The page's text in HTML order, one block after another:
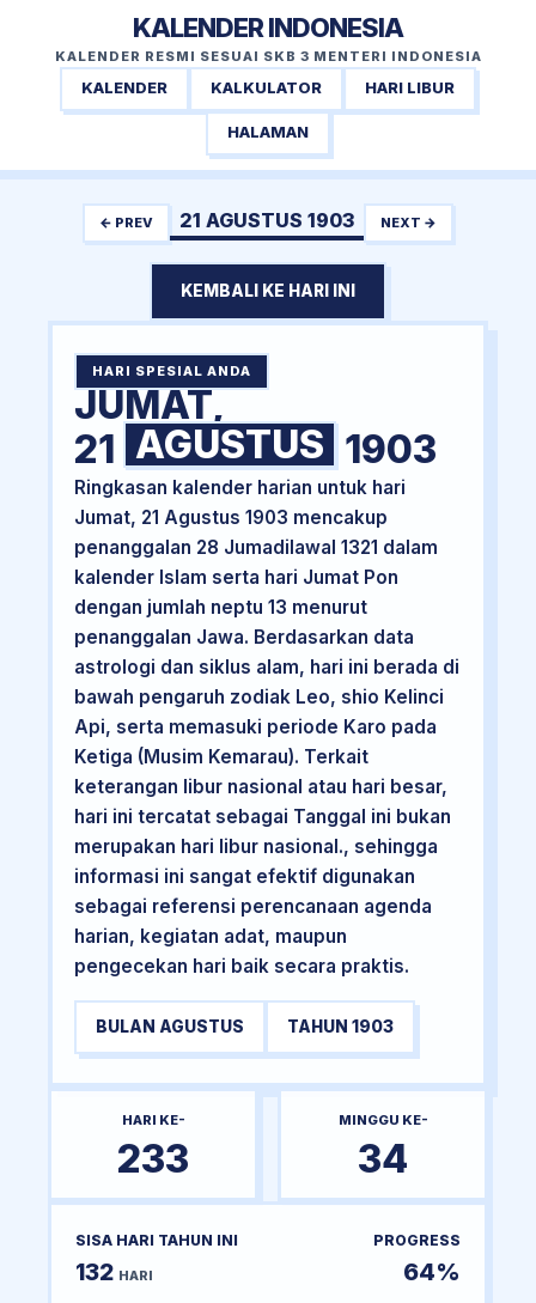
KALENDER INDONESIA
KALENDER RESMI SESUAI SKB 3 MENTERI INDONESIA
KALENDER KALKULATOR HARI LIBUR
HALAMAN
← PREV 21 AGUSTUS 1903 NEXT →
KEMBALI KE HARI INI
HARI SPESIAL ANDA
JUMAT,
21 AGUSTUS 1903
Ringkasan kalender harian untuk hari
Jumat, 21 Agustus 1903 mencakup
penanggalan 28 Jumadilawal 1321 dalam
kalender Islam serta hari Jumat Pon
dengan jumlah neptu 13 menurut
penanggalan Jawa. Berdasarkan data
astrologi dan siklus alam, hari ini berada di
bawah pengaruh zodiak Leo, shio Kelinci
Api, serta memasuki periode Karo pada
Ketiga (Musim Kemarau). Terkait
keterangan libur nasional atau hari besar,
hari ini tercatat sebagai Tanggal ini bukan
merupakan hari libur nasional., sehingga
informasi ini sangat efektif digunakan
sebagai referensi perencanaan agenda
harian, kegiatan adat, maupun
pengecekan hari baik secara praktis.
BULAN AGUSTUS TAHUN 1903
HARI KE-
233
MINGGU KE-
34
SISA HARI TAHUN INI
132 HARI
PROGRESS
64%